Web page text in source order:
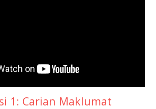
1: Carian Maklumat